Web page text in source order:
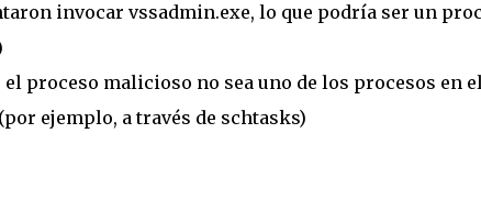
invocar vssadmin.exe, lo que podría ser un
proceso malicioso no sea uno de los procesos en
ejemplo, a través de schtasks)